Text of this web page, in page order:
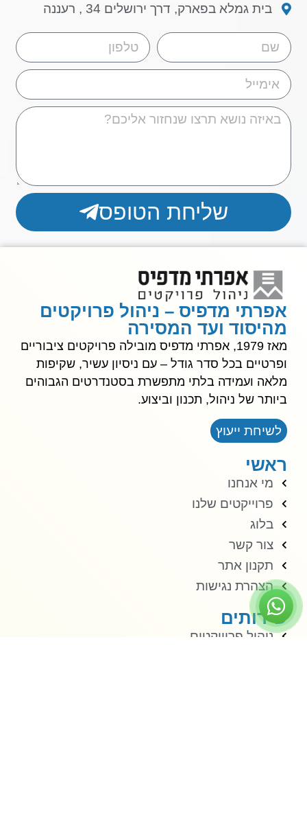
בית גמלא בפארק, דרך ירושלים 34 , רעננה
שליחת הטופס
אפרתי מדפיס – ניהול פרויקטים
מהיסוד ועד המסירה
מאז 1979, אפרתי מדפיס מובילה פרויקטים ציבוריים
ופרטיים בכל סדר גודל – עם ניסיון עשיר, שקיפות
מלאה ועמידה בלתי מתפשרת בסטנדרטים הגבוהים
ביותר של ניהול, תכנון וביצוע.
לשיחת ייעוץ
ראשי
מי אנחנו
פרוייקטים שלנו
בלוג
צור קשר
תקנון אתר
הצהרת נגישות
שירותים
ניהול פרוייקטים